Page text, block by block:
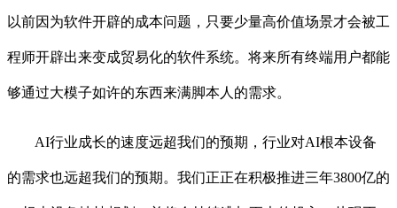
以前因为软件开辟的成本问题，只要少量高价值场景才会被工
程师开辟出来变成贸易化的软件系统。将来所有终端用户都能
够通过大模子如许的东西来满脚本人的需求。
AI行业成长的速度远超我们的预期，行业对AI根本设备
的需求也远超我们的预期。我们正正在积极推进三年3800亿的